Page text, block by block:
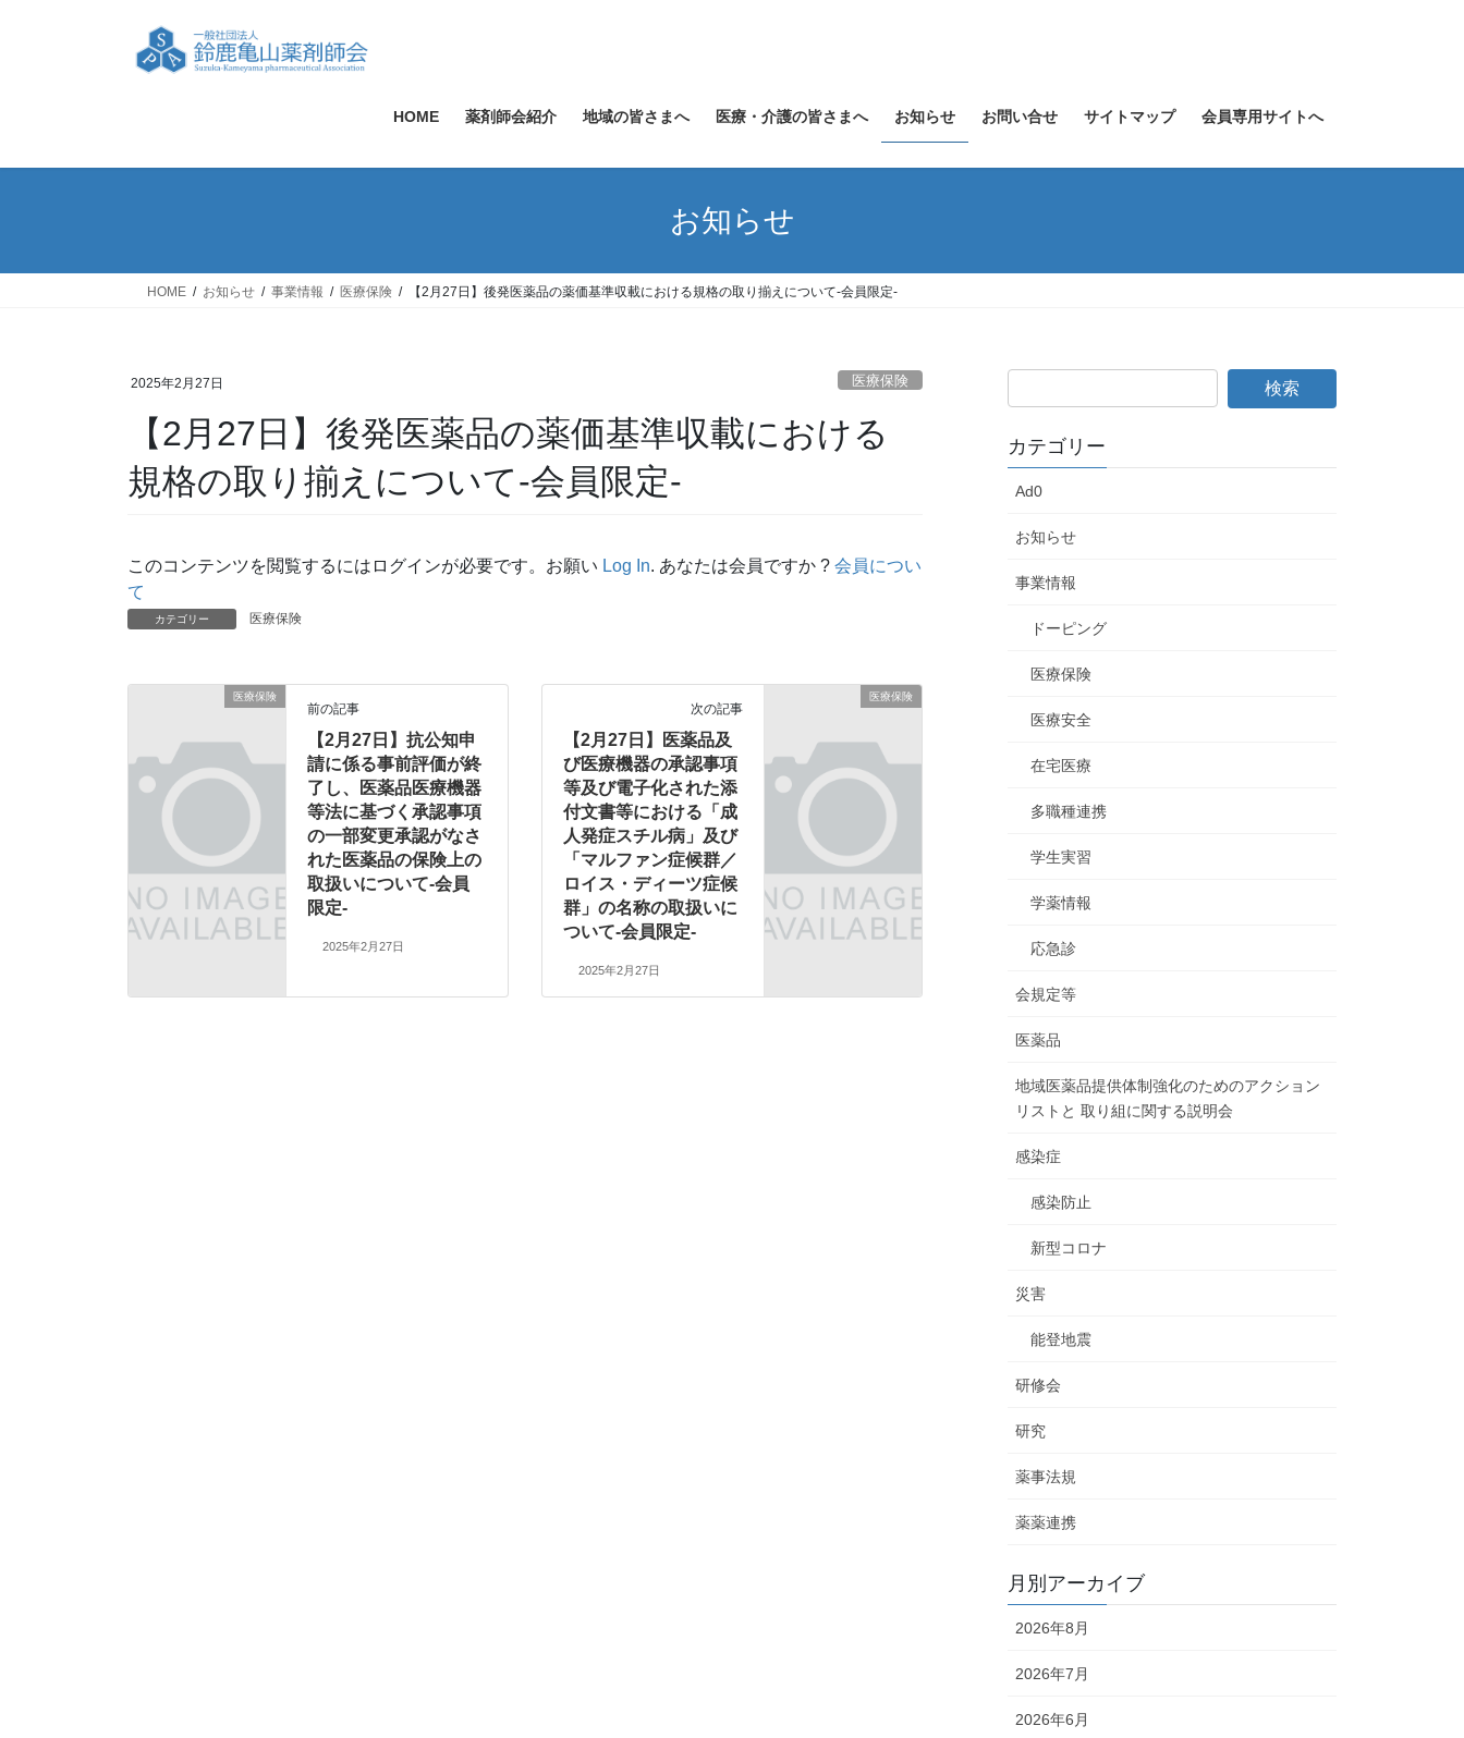
ス
ン
HOME 薬剤師会紹介 地域の皆さまへ 医療・介護の皆さまへ お知らせ お問い合せ サイトマップ 会員専用サイトへ
お知らせ
HOME お知らせ 事業情報 医療保険 【2月27日】後発医薬品の薬価基準収載における規格の取り揃えについて-会員限定-
2025年2月27日 医療保険
【2月27日】後発医薬品の薬価基準収載における
規格の取り揃えについて-会員限定-
このコンテンツを閲覧するにはログインが必要です。お願い Log In. あなたは会員ですか ? 会員につい
て
カテゴリー 医療保険
医療保険
前の記事
【2月27日】抗公知申
請に係る事前評価が終
了し、医薬品医療機器
等法に基づく承認事項
の一部変更承認がなさ
れた医薬品の保険上の
取扱いについて-会員
限定-
2025年2月27日
医療保険
次の記事
【2月27日】医薬品及
び医療機器の承認事項
等及び電子化された添
付文書等における「成
人発症スチル病」及び
「マルファン症候群／
ロイス・ディーツ症候
群」の名称の取扱いに
ついて-会員限定-
2025年2月27日
カテゴリー
Ad0
お知らせ
事業情報
ドーピング
医療保険
医療安全
在宅医療
多職種連携
学生実習
学薬情報
応急診
会規定等
医薬品
地域医薬品提供体制強化のためのアクション
リストと 取り組に関する説明会
感染症
感染防止
新型コロナ
災害
能登地震
研修会
研究
薬事法規
薬薬連携
月別アーカイブ
2026年8月
2026年7月
2026年6月